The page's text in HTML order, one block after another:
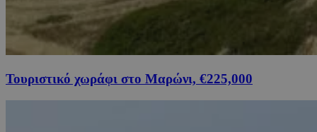
Τουριστικό χωράφι στο Μαρώνι, €225,000